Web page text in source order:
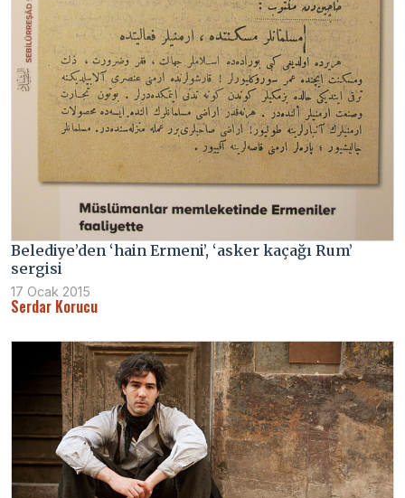
Belediye’den ‘hain Ermeni’, ‘asker kaçağı Rum’
sergisi
17 Ocak 2015
Serdar Korucu